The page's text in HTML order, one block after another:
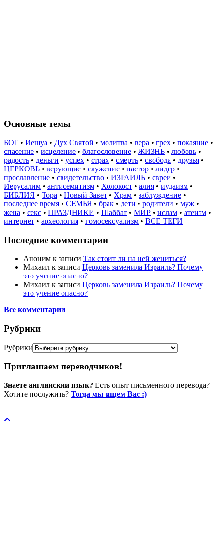
Основные темы
БОГ • Иешуа • Дух Святой • молитва • вера • грех • покаяние •
спасение • исцеление • благословение • ЖИЗНЬ • любовь •
радость • деньги • успех • страх • смерть • свобода • друзья •
ЦЕРКОВЬ • верующие • служение • пастор • лидер •
прославление • свидетельство • ИЗРАИЛЬ • евреи •
Иерусалим • антисемитизм • Холокост • алия • иудаизм •
БИБЛИЯ • Тора • Новый Завет • Храм • заблуждение •
последнее время • СЕМЬЯ • брак • дети • родители • муж •
жена • секс • ПРАЗДНИКИ • Шаббат • МИР • ислам • атеизм •
интернет • археология • гомосексуализм • ВСЕ ТЕГИ
Последние комментарии
Аноним к записи Так стоит ли на ней жениться?
Михаил к записи Церковь заменила Израиль? Почему
это учение опасно?
Михаил к записи Церковь заменила Израиль? Почему
это учение опасно?
Все комментарии
Рубрики
Рубрики
Приглашаем переводчиков!
Знаете английский язык? Есть опыт письменного перевода?
Хотите послужить? Тогда мы ищем Вас :)